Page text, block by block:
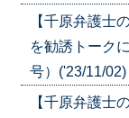
【千原弁護
を勧誘トーク
号）('23/11/02)
【千原弁護